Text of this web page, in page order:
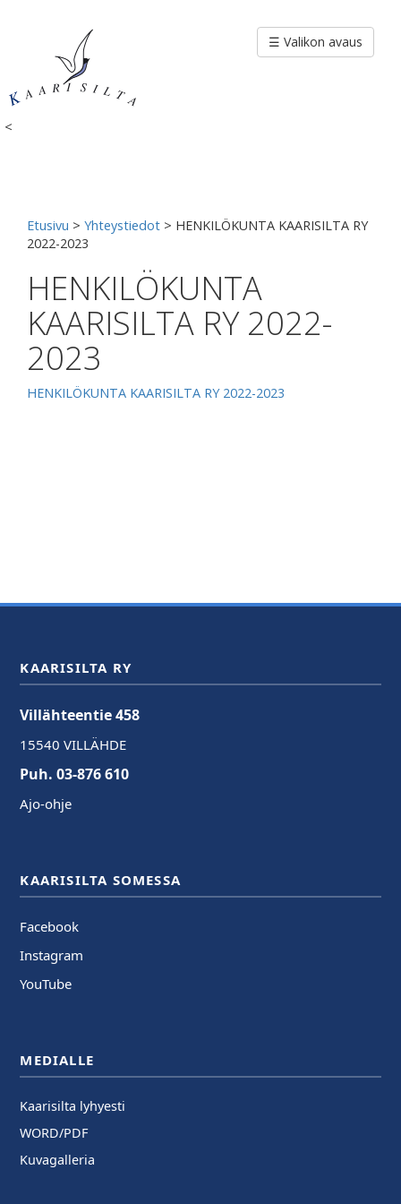
<
☰ Valikon avaus
Etusivu > Yhteystiedot > HENKILÖKUNTA KAARISILTA RY
2022-2023
HENKILÖKUNTA
KAARISILTA RY 2022-
2023
HENKILÖKUNTA KAARISILTA RY 2022-2023
KAARISILTA RY
Villähteentie 458
15540 VILLÄHDE
Puh. 03-876 610
Ajo-ohje
KAARISILTA SOMESSA
Facebook
Instagram
YouTube
MEDIALLE
Kaarisilta lyhyesti
WORD/PDF
Kuvagalleria